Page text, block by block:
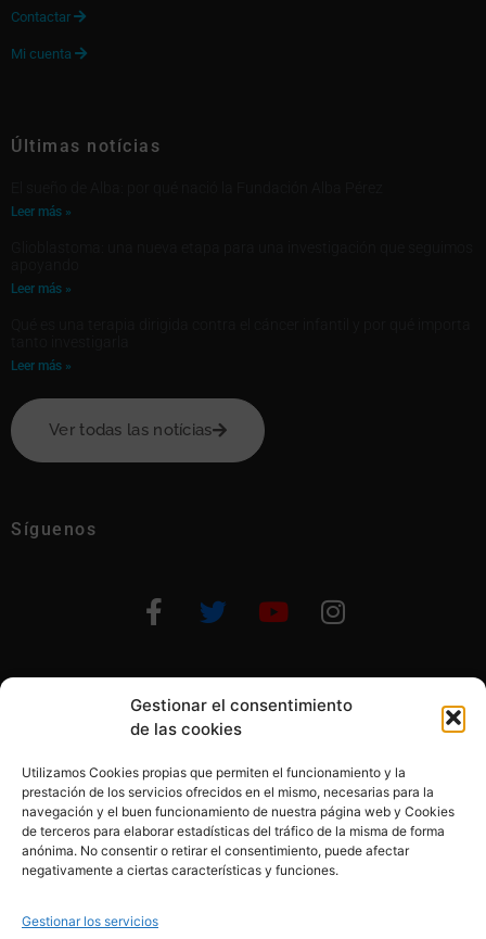
Gestionar el consentimiento
de las cookies
Utilizamos Cookies propias que permiten el funcionamiento y la
prestación de los servicios ofrecidos en el mismo, necesarias para la
navegación y el buen funcionamiento de nuestra página web y Cookies
de terceros para elaborar estadísticas del tráfico de la misma de forma
anónima. No consentir o retirar el consentimiento, puede afectar
negativamente a ciertas características y funciones.
Gestionar los servicios
Contactar 
Mi cuenta 
Últimas notícias
Leer más »
Leer más »
Leer más »
Ver todas las notícias
Síguenos
Otras formas de ayudar
© 2020, Fundación Alba Pérez. All Rights Reserved